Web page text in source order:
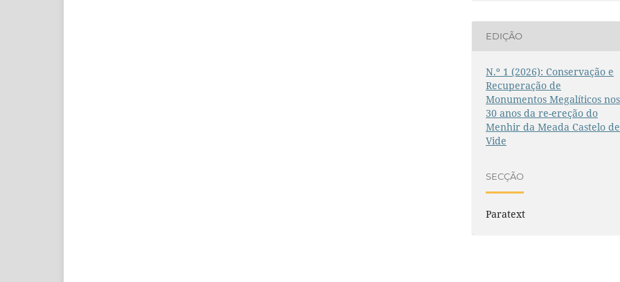
EDIÇÃO
N.º 1 (2026): Conservação e
Recuperação de
Monumentos Megalíticos nos
30 anos da re-ereção do
Menhir da Meada Castelo de
Vide
SECÇÃO
Paratext